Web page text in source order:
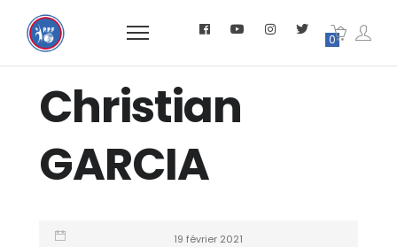
0
Christian
GARCIA
19 février 2021